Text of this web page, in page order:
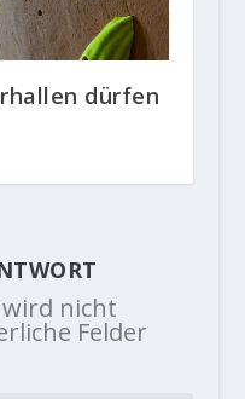
dürfen
wird nicht
Felder